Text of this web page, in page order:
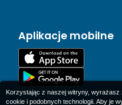
Aplikacje mobilne
Korzystając z naszej witryny, wyrażasz
cookie i podobnych technologii. Aby je